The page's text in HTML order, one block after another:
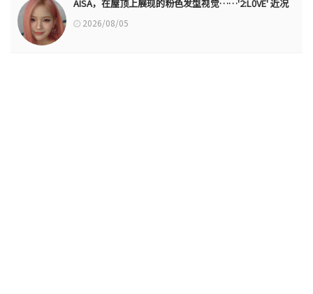
AISA，在屋顶上展现的粉色发型视觉……'2:L0VE' 近况
2026/08/05